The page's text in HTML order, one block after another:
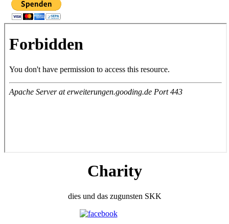
Charity
dies und das zugunsten SKK